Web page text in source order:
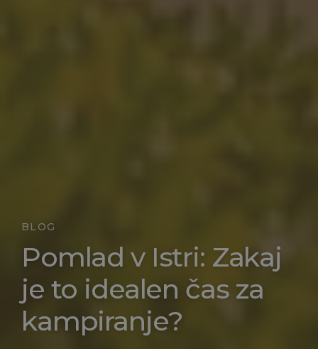
BLOG
Pomlad v Istri: Zakaj
je to idealen čas za
kampiranje?